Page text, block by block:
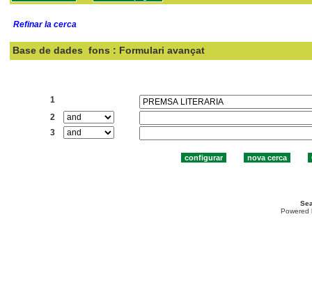
Refinar la cerca
Base de dades fons : Formulari avançat
1
2
3